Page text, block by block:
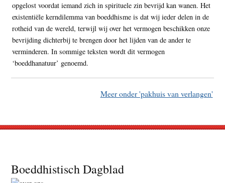
opgelost voordat iemand zich in spirituele zin bevrijd kan wanen. Het
existentiële kerndilemma van boeddhisme is dat wij ieder delen in de
rotheid van de wereld, terwijl wij over het vermogen beschikken onze
bevrijding dichterbij te brengen door het lijden van de ander te
verminderen. In sommige teksten wordt dit vermogen
‘boeddhanatuur’ genoemd.
Meer onder 'pakhuis van verlangen'
Footer
Boeddhistisch Dagblad